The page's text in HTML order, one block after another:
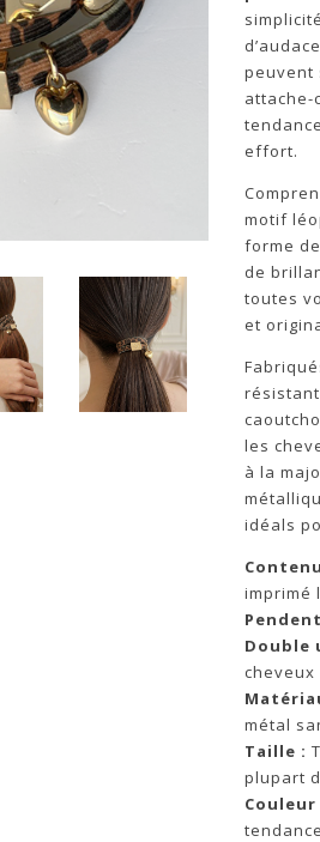
peuvent
attache-
effort.
motif
forme
de
toutes
et
les
à la
idéals
imprimé
Double
métal
Taille :
plupart
Couleur